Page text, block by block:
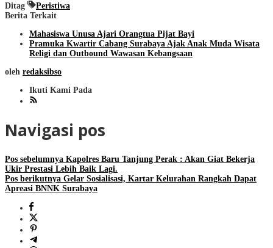
Ditag
Peristiwa
Berita Terkait
Mahasiswa Unusa Ajari Orangtua Pijat Bayi
Pramuka Kwartir Cabang Surabaya Ajak Anak Muda Wisata
Religi dan Outbound Wawasan Kebangsaan
oleh redaksibso
Ikuti Kami Pada
Navigasi pos
Pos sebelumnya Kapolres Baru Tanjung Perak : Akan Giat Bekerja
Ukir Prestasi Lebih Baik Lagi.
Pos berikutnya Gelar Sosialisasi, Kartar Kelurahan Rangkah Dapat
Apreasi BNNK Surabaya